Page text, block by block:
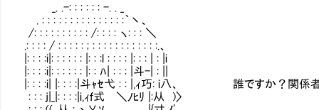
_. .-: : : : : : -. . _
. : : : : : : : : : : : : : : :｀丶、
/: : : : : : : : : : /: : : : ヽ: : : ＼
.: : : : / : : : : : ; : : : : : : : : : : : :.、
|: : : :i|: : : : : : |: : :l : : : : |: : : | : |i
|: : : :i|: : : : : : |: : ﾊ| : : : |斗-| : ||
|: : : :i| |: : : :|斗ｬｾ弋 : : |,ｨ巧: i八、 誰ですか？関係者な
: : : j|_|: : : :|i,ｨｆ式㍉＼ﾉﾋﾘ |:从 )〉